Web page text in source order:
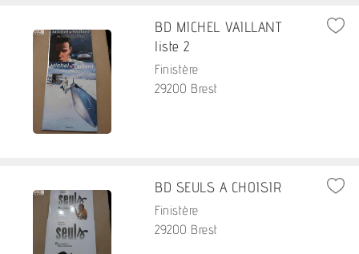
BD MICHEL VAILLANT
liste 2
Finistère
29200 Brest
BD SEULS A CHOISIR
Finistère
29200 Brest